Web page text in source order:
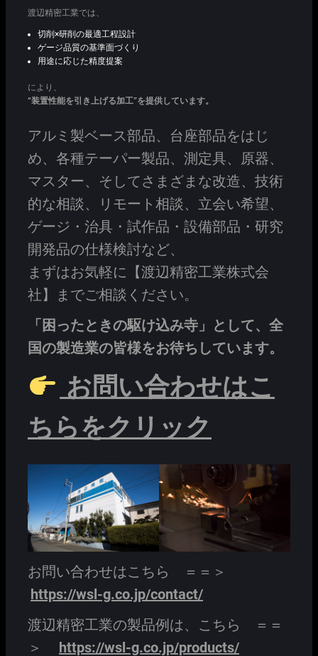
渡辺精密工業では、
切削×研削の最適工程設計
ゲージ品質の基準面づくり
用途に応じた精度提案
により、
“装置性能を引き上げる加工”を提供しています。
アルミ製ベース部品、台座部品をはじ
め、各種テーパー製品、測定具、原器、
マスター、そしてさまざまな改造、技術
的な相談、リモート相談、立会い希望、
ゲージ・治具・試作品・設備部品・研究
開発品の仕様検討など、
まずはお気軽に【渡辺精密工業株式会
社】までご相談ください。
「困ったときの駆け込み寺」として、全
国の製造業の皆様をお待ちしています。
お問い合わせはこ
ちらをクリック
お問い合わせはこちら ＝＝＞
https://wsl-g.co.jp/contact/
渡辺精密工業の製品例は、こちら ＝＝
＞
https://wsl-g.co.jp/products/